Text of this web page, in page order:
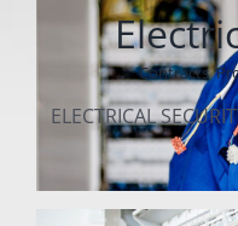
Contracts,
ELECTRICAL